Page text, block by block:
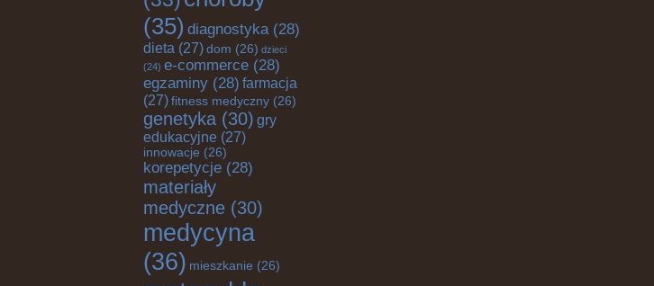
(35) diagnostyka(28)
dieta (27) dom (26) dzieci
(24) e-commerce (28)
egzaminy (28) farmacja
(27) fitness medyczny (26)
genetyka (30) gry
edukacyjne (27)
innowacje (26)
korepetycje (28)
materiały
medyczne (30)
medycyna
(36) mieszkanie (26)